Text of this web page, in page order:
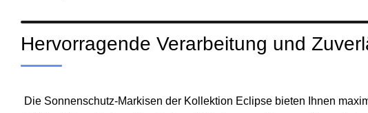
Hervorragende Verarbeitung und
Die Sonnenschutz-Markisen der Kollektion Eclipse bieten Ihnen